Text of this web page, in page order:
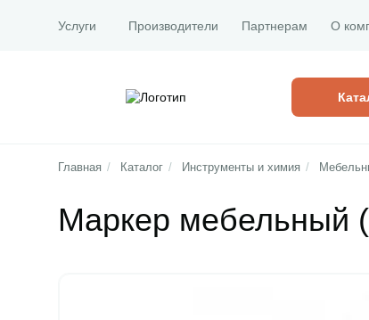
Услуги Производители Партнерам О
Главная / Каталог / Инструменты и химия /
Маркер мебельный